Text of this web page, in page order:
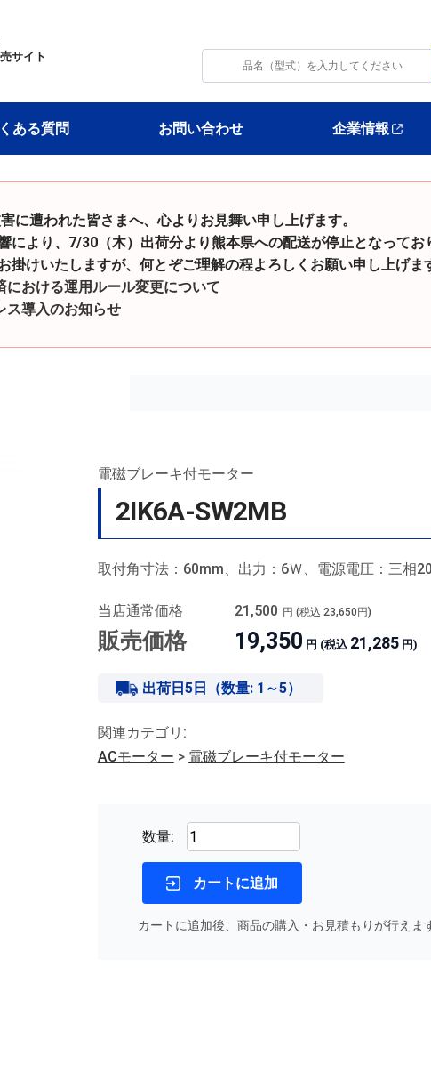
サイト
ある質問 お問い合わせ 企業情報
に遭われた皆さまへ、心よりお見舞い申し上げます。
、7/30（木）出荷分より熊本県への配送が停止となっており
たしますが、何とぞご理解の程よろしくお願い申し上げま
における運用ルール変更について
ス導入のお知らせ
電磁ブレーキ付モーター
2IK6A-SW2MB
取付角寸法：60mm、出力：6Ｗ、電源電圧：三相
当店通常価格 21,500 円 (税込 23,650円)
販売価格 19,350 円 (税込 21,285円)
出荷日5日（数量: 1～5）
関連カテゴリ:
ACモーター > 電磁ブレーキ付モーター
数量:
カートに追加
カートに追加後、商品の購入・お見積もりが行えま